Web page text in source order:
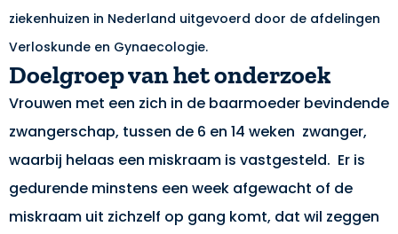
ziekenhuizen in Nederland uitgevoerd door de afdelingen
Verloskunde en Gynaecologie.
Doelgroep van het onderzoek
Vrouwen met een zich in de baarmoeder bevindende
zwangerschap, tussen de 6 en 14 weken zwanger,
waarbij helaas een miskraam is vastgesteld. Er is
gedurende minstens een week afgewacht of de
miskraam uit zichzelf op gang komt, dat wil zeggen